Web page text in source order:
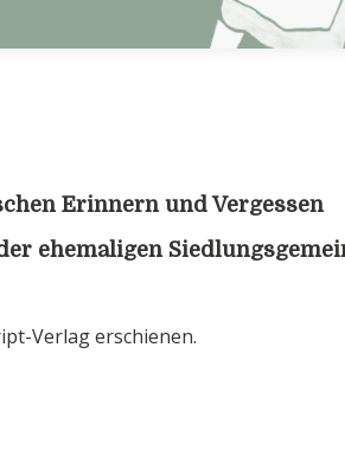
Erinnern und Vergessen
ehemaligen
Verlag erschienen.